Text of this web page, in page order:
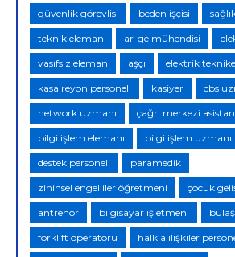
güvenlik görevlisi beden işçisi
teknik eleman ar-ge mühendisi
vasıfsız eleman aşçı elektrik
kasa reyon personeli kasiyer cbs
network uzmanı çağrı merkezi
bilgi işlem elemanı bilgi işlem uzmanı
destek personeli paramedik
zihinsel engelliler öğretmeni çocuk
antrenör bilgisayar işletmeni
forklift operatörü halkla ilişkiler